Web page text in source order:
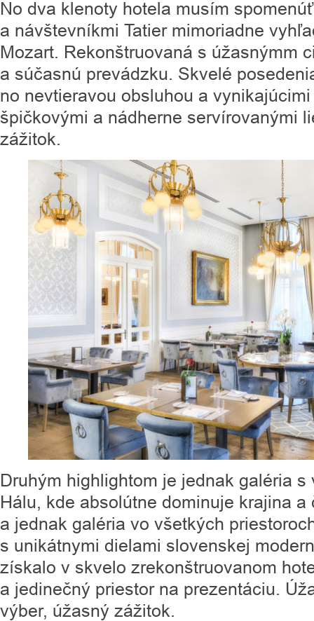
No dva klenoty hotela musím
a návštevníkmi Tatier mimoriadne
Mozart. Rekonštruovaná s úžasnýmm
a súčasnú prevádzku. Skvelé
no nevtieravou obsluhou a
špičkovými a nádherne servírovanými
zážitok.
Druhým highlightom je jednak galéria
Hálu, kde absolútne dominuje krajina a
a jednak galéria vo všetkých
s unikátnymi dielami slovenskej
získalo v skvelo zrekonštruovanom
a jedinečný priestor na prezentáciu.
výber, úžasný zážitok.